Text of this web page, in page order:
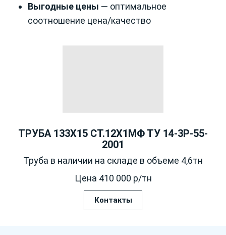
Выгодные цены — оптимальное
соотношение цена/качество
ТРУБА 133Х15 СТ.12Х1МФ ТУ 14-3Р-55-
2001
Труба в наличии на складе в объеме 4,6тн
Цена 410 000 р/тн
Контакты